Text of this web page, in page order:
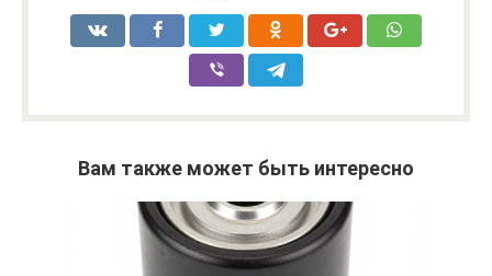
Вам также может быть интересно